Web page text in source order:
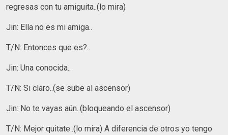
regresas con tu amiguita..(lo mira)
Jin: Ella no es mi amiga..
T/N: Entonces que es?..
Jin: Una conocida..
T/N: Si claro..(se sube al ascensor)
Jin: No te vayas aún..(bloqueando el ascensor)
T/N: Mejor quitate..(lo mira) A diferencia de otros yo tengo